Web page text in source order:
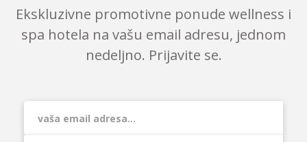
Ekskluzivne promotivne ponude wellness i
spa hotela na vašu email adresu, jednom
nedeljno. Prijavite se.